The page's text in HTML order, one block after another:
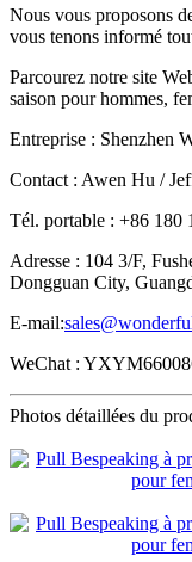
Nous vous proposons
vous tenons informé
Parcourez notre site
saison pour hommes,
Entreprise : Shenzhen
Contact : Awen Hu /
Tél. portable : +86 180
Adresse : 104 3/F,
Dongguan City,
E-mail:
WeChat :
Photos détaillées du